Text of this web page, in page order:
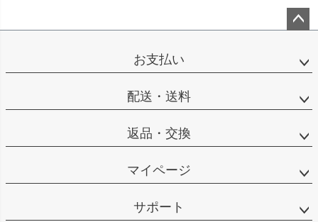
ップ
お支払い
配送・送料
返品・交換
マイページ
サポート